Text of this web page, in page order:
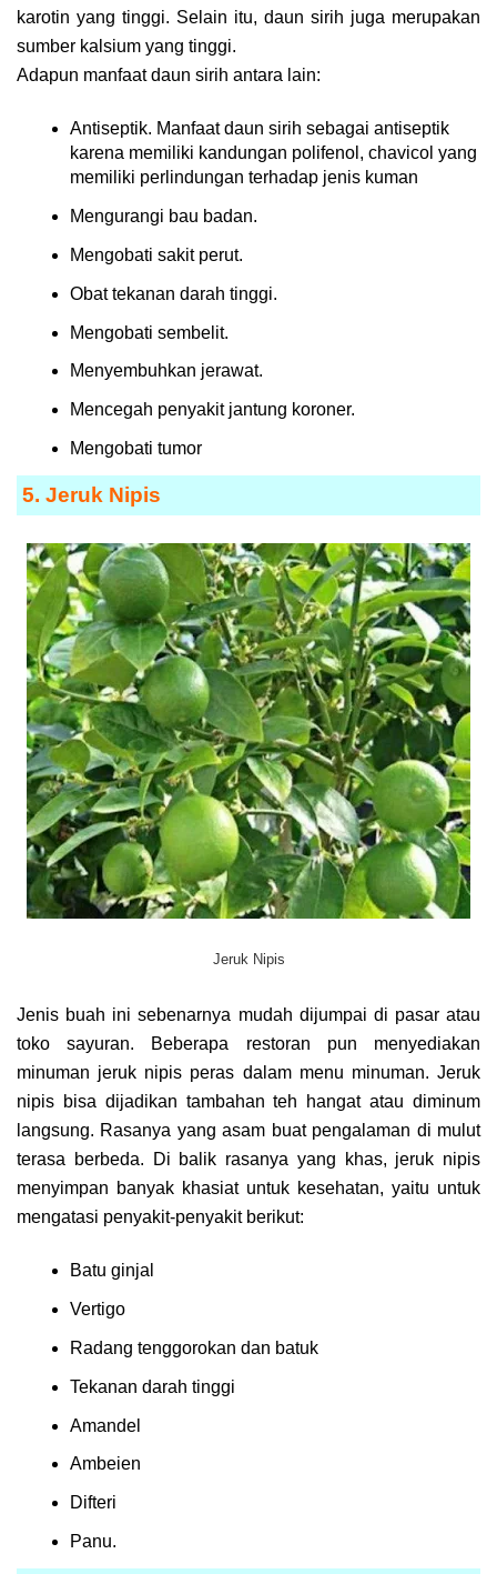
karotin yang tinggi. Selain itu, daun sirih juga merupakan
sumber kalsium yang tinggi.
Adapun manfaat daun sirih antara lain:
Antiseptik. Manfaat daun sirih sebagai antiseptik
karena memiliki kandungan polifenol, chavicol yang
memiliki perlindungan terhadap jenis kuman
Mengurangi bau badan.
Mengobati sakit perut.
Obat tekanan darah tinggi.
Mengobati sembelit.
Menyembuhkan jerawat.
Mencegah penyakit jantung koroner.
Mengobati tumor
5. Jeruk Nipis
Jeruk Nipis
Jenis buah ini sebenarnya mudah dijumpai di pasar atau
toko sayuran. Beberapa restoran pun menyediakan
minuman jeruk nipis peras dalam menu minuman. Jeruk
nipis bisa dijadikan tambahan teh hangat atau diminum
langsung. Rasanya yang asam buat pengalaman di mulut
terasa berbeda. Di balik rasanya yang khas, jeruk nipis
menyimpan banyak khasiat untuk kesehatan, yaitu untuk
mengatasi penyakit-penyakit berikut:
Batu ginjal
Vertigo
Radang tenggorokan dan batuk
Tekanan darah tinggi
Amandel
Ambeien
Difteri
Panu.